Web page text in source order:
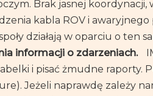
Brak jasnej
kabla ROV i awaryjnego
działają w oparciu o ten
informacji o zdarzeniach.
i pisać żmudne raporty.
Jeżeli naprawdę zależy